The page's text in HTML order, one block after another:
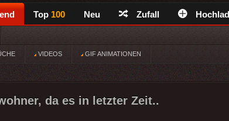
Top 100 Neu Zufall
VIDEOS GIF ANIMATIONEN
da es in letzter Zeit..